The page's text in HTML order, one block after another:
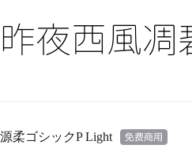
昨夜西風凋
源柔ゴシックP Light